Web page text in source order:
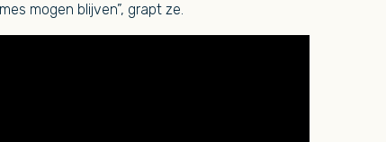
mogen blijven”, grapt ze.